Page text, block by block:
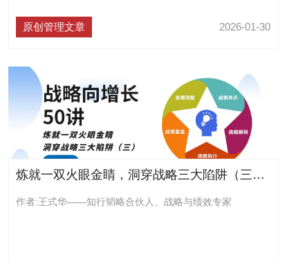
原创管理文章 2026-01-30
炼就一双火眼金睛，洞穿战略三大陷阱（三）（连载57）
作者:王式华——知行韬略合伙人、战略与绩效专家